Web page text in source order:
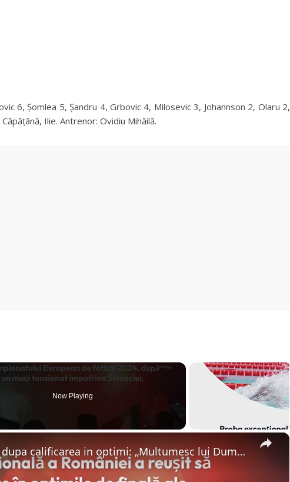
6, Șomlea 5, Șandru 4, Grbovic 4, Milosevic 3, Johannson 2, Olaru 2,
Ilie. Antrenor: Ovidiu Mihăilă.
Now Playing
×
Florin Nita, prima reactie dupa calificarea in optimi: „Multumesc lui Dumnezeu…”